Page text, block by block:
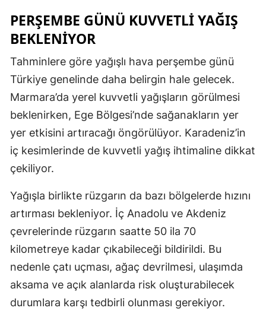
PERŞEMBE GÜNÜ KUVVETLİ YAĞIŞ
BEKLENİYOR
Tahminlere göre yağışlı hava perşembe günü
Türkiye genelinde daha belirgin hale gelecek.
Marmara’da yerel kuvvetli yağışların görülmesi
beklenirken, Ege Bölgesi’nde sağanakların yer
yer etkisini artıracağı öngörülüyor. Karadeniz’in
iç kesimlerinde de kuvvetli yağış ihtimaline dikkat
çekiliyor.
Yağışla birlikte rüzgarın da bazı bölgelerde hızını
artırması bekleniyor. İç Anadolu ve Akdeniz
çevrelerinde rüzgarın saatte 50 ila 70
kilometreye kadar çıkabileceği bildirildi. Bu
nedenle çatı uçması, ağaç devrilmesi, ulaşımda
aksama ve açık alanlarda risk oluşturabilecek
durumlara karşı tedbirli olunması gerekiyor.